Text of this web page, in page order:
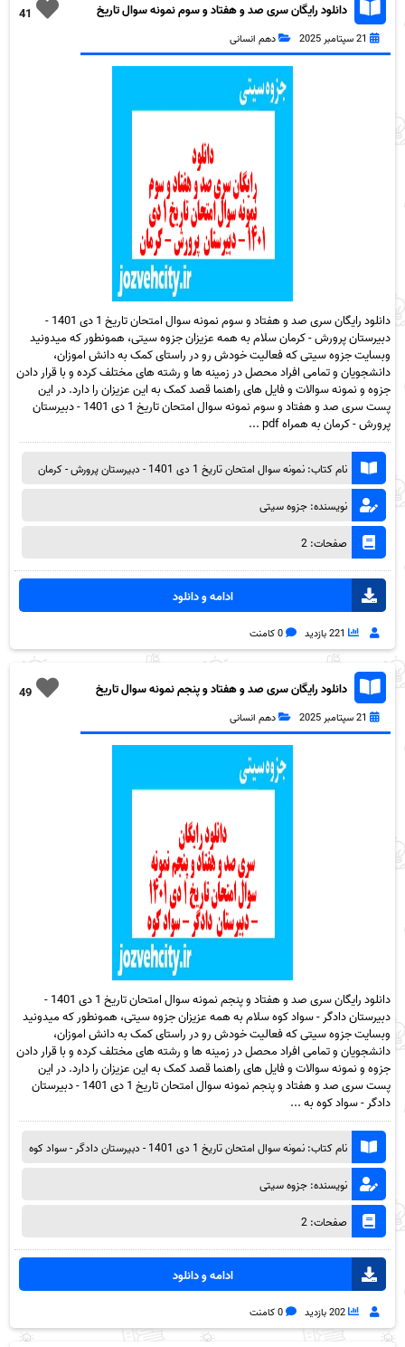
41
دانلود رایگان سری صد و هفتاد و سوم نمونه سوال تاریخ
دهم انسانی به همراه pdf
21 سپتامبر 2025 دهم انسانی
دانلود رایگان سری صد و هفتاد و سوم نمونه سوال امتحان تاریخ 1 دی 1401 -
دبیرستان پرورش - کرمان سلام به همه عزیزان جزوه سیتی، همونطور که میدونید
وبسایت جزوه سیتی که فعالیت خودش رو در راستای کمک به دانش اموزان،
دانشجویان و تمامی افراد محصل در زمینه ها و رشته های مختلف کرده و با قرار دادن
جزوه و نمونه سوالات و فایل های راهنما قصد کمک به این عزیزان را دارد. در این
پست سری صد و هفتاد و سوم نمونه سوال امتحان تاریخ 1 دی 1401 - دبیرستان
پرورش - کرمان به همراه pdf ...
نام کتاب: نمونه سوال امتحان تاریخ 1 دی 1401 - دبیرستان پرورش - کرمان
نویسنده: جزوه سیتی
صفحات: 2
ادامه و دانلود
221 بازدید 0 کامنت
49
دانلود رایگان سری صد و هفتاد و پنجم نمونه سوال تاریخ
دهم انسانی به همراه pdf
21 سپتامبر 2025 دهم انسانی
دانلود رایگان سری صد و هفتاد و پنجم نمونه سوال امتحان تاریخ 1 دی 1401 -
دبیرستان دادگر - سواد کوه سلام به همه عزیزان جزوه سیتی، همونطور که میدونید
وبسایت جزوه سیتی که فعالیت خودش رو در راستای کمک به دانش اموزان،
دانشجویان و تمامی افراد محصل در زمینه ها و رشته های مختلف کرده و با قرار دادن
جزوه و نمونه سوالات و فایل های راهنما قصد کمک به این عزیزان را دارد. در این
پست سری صد و هفتاد و پنجم نمونه سوال امتحان تاریخ 1 دی 1401 - دبیرستان
دادگر - سواد کوه به ...
نام کتاب: نمونه سوال امتحان تاریخ 1 دی 1401 - دبیرستان دادگر - سواد کوه
نویسنده: جزوه سیتی
صفحات: 2
ادامه و دانلود
202 بازدید 0 کامنت